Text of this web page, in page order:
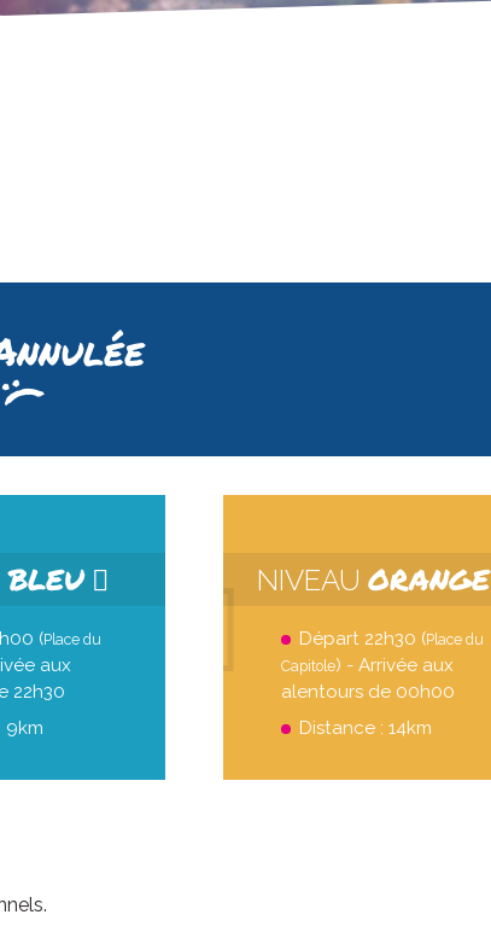
BLEU
(Place du
aux
22h30
9km
NIVEAU ORANGE
Départ 22h30 (Place du
Capitole) - Arrivée aux
alentours de 00h00
Distance : 14km
Grande boucle